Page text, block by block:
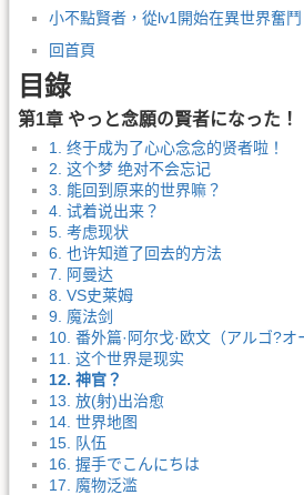
小不點賢者，從lv1開始在異世界奮鬥
回首頁
目錄
第1章 やっと念願の賢者になった！
1. 终于成为了心心念念的贤者啦！
2. 这个梦 绝对不会忘记
3. 能回到原来的世界嘛？
4. 试着说出来？
5. 考虑现状
6. 也许知道了回去的方法
7. 阿曼达
8. VS史莱姆
9. 魔法剑
10. 番外篇·阿尔戈·欧文（アルゴ?
11. 这个世界是现实
12. 神官？
13. 放(射)出治愈
14. 世界地图
15. 队伍
16. 握手でこんにちは
17. 魔物泛滥